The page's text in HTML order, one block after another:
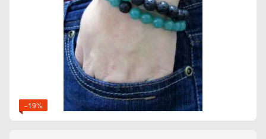
−19%